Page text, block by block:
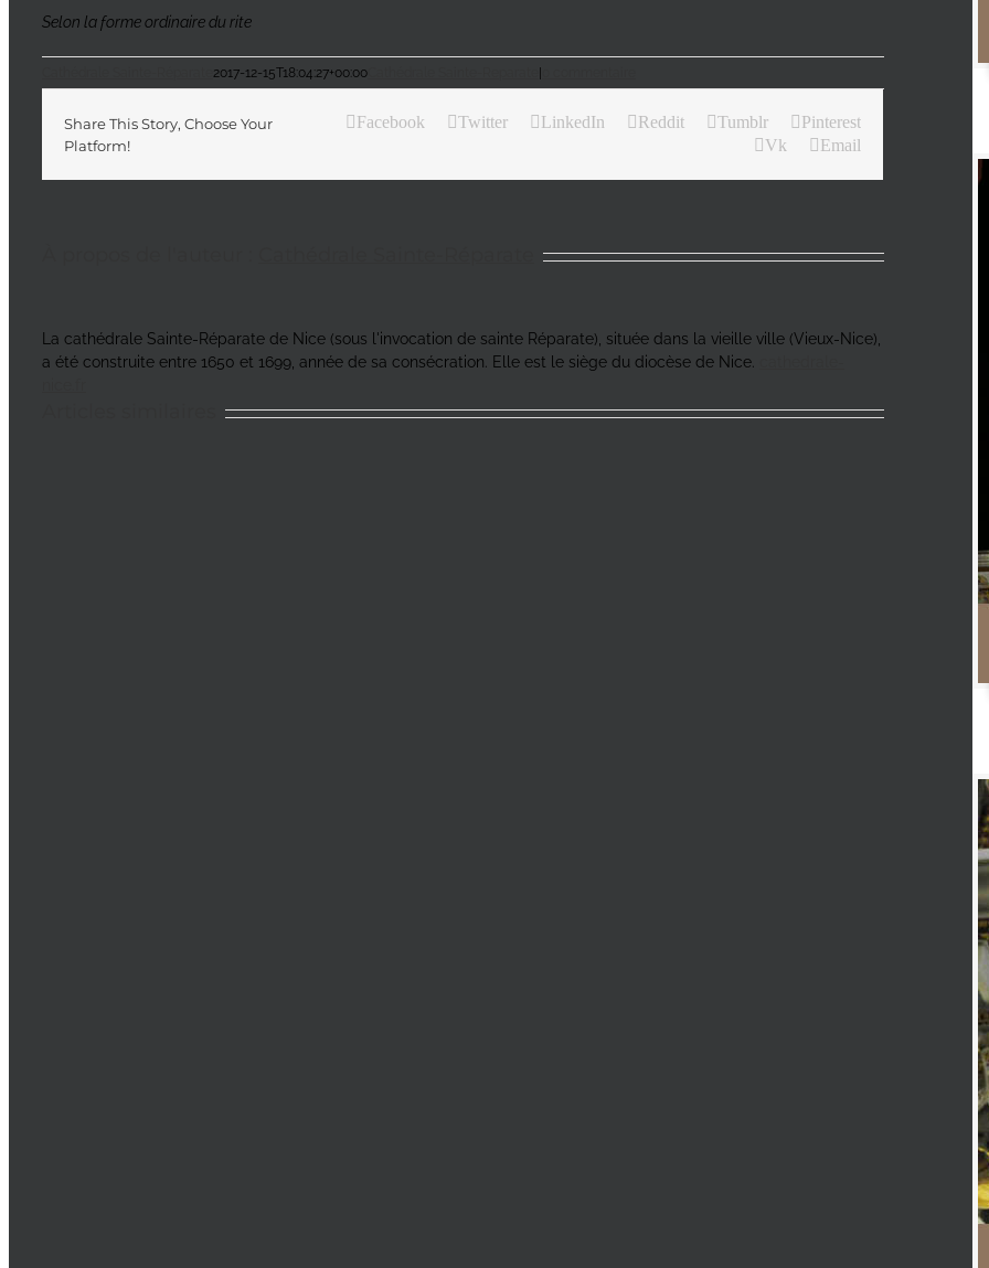
Selon la forme ordinaire du rite
2017-12-15T18:04:27+00:00
Share This Story, Choose Your
Platform!
Facebook Twitter LinkedIn Reddit Tumblr
Pinterest
Vk
Email
La cathédrale Sainte-Réparate de Nice (sous l'invocation de sainte Réparate), située dans la vieille ville (Vieux-Nice),
a été construite entre 1650 et 1699, année de sa consécration. Elle est le siège du diocèse de Nice.